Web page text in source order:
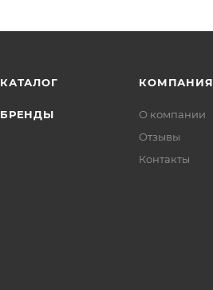
КАТАЛОГ
БРЕНДЫ
КОМПАНИЯ
О компании
Отзывы
Контакты